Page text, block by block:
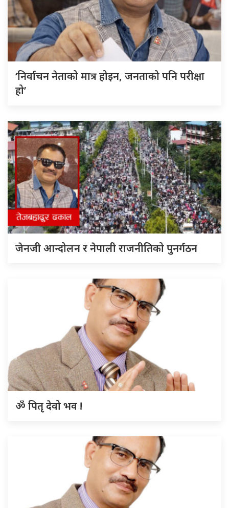
‘निर्वाचन नेताको मात्र होइन, जनताको पनि परीक्षा
हो’
जेनजी आन्दोलन र नेपाली राजनीतिको पुनर्गठन
ॐ पितृ देवो भव !